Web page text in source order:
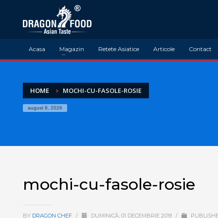
Acasa Magazin Retete Asiatice Articole Contact
HOME MOCHI-CU-FASOLE-ROSIE
august 8, 2026
mochi-cu-fasole-rosie
BY DRAGON CHEF / DUMINICĂ, 01 DECEMBRIE 2019 /